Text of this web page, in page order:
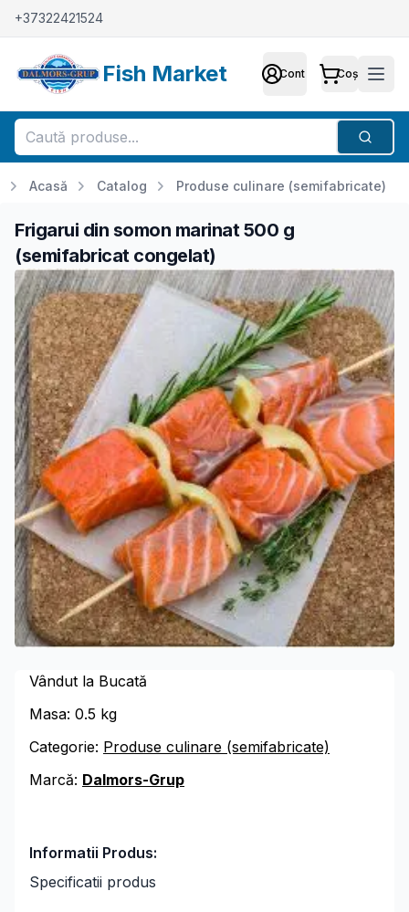
+37322421524
Fish Market Cont
Cont Coș
Acasă Catalog Produse culinare (semifabricate)
Frigarui din somon marinat 500 g
(semifabricat congelat)
Vândut la Bucată
Masa: 0.5 kg
Categorie: Produse culinare (semifabricate)
Marcă: Dalmors-Grup
Informatii Produs:
Specificatii produs